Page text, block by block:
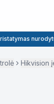
Hikvision